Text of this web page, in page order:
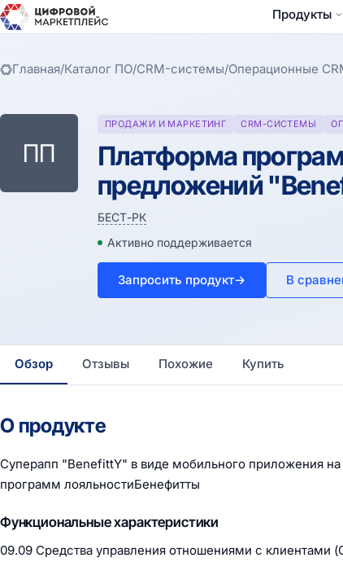
Продукты
Главная/Каталог ПО/CRM-системы/Операционные
ПП
ПРОДАЖИ И МАРКЕТИНГ CRM-СИСТЕМЫ
Платформа
предложений
БЕСТ-РК
Активно поддерживается
Запросить продукт→ В
Обзор Отзывы Похожие Купить
О продукте
Суперапп "BenefittY" в виде мобильного приложения
программ лояльностиБенефитты
Функциональные характеристики
09.09 Средства управления отношениями с клиентами